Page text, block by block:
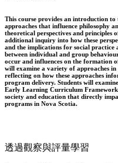
This course provides an introduction
approaches that influence philosophy
theoretical perspectives and principles
additional inquiry into how these
and the implications for social practice
between individual and group
occur and influences on the formation
will examine a variety of approaches
reflecting on how these approaches
program delivery. Students will
Early Learning Curriculum
society and education that directly
programs in Nova Scotia.
透過觀察與評量學習